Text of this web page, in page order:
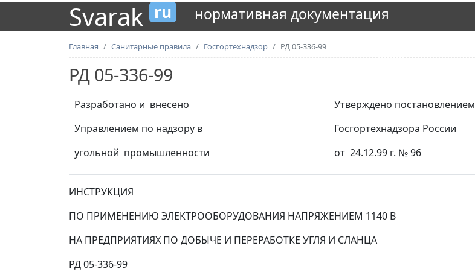
Svarak ru нормативная документация
Главная Санитарные правила Госгортехнадзор РД 05-336-99
РД 05-336-99
Разработано и внесено
Управлением по надзору в
угольной промышленности
Утверждено постановлением
Госгортехнадзора России
от 24.12.99 г. № 96
ИНСТРУКЦИЯ
ПО ПРИМЕНЕНИЮ ЭЛЕКТРООБОРУДОВАНИЯ НАПРЯЖЕНИЕМ 1140 В
НА ПРЕДПРИЯТИЯХ ПО ДОБЫЧЕ И ПЕРЕРАБОТКЕ УГЛЯ И СЛАНЦА
РД 05-336-99